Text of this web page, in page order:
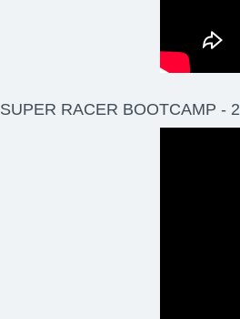
SUPER RACER BOOTCAMP -